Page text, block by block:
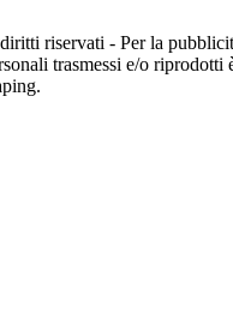
riservati - Per la
trasmessi e/o